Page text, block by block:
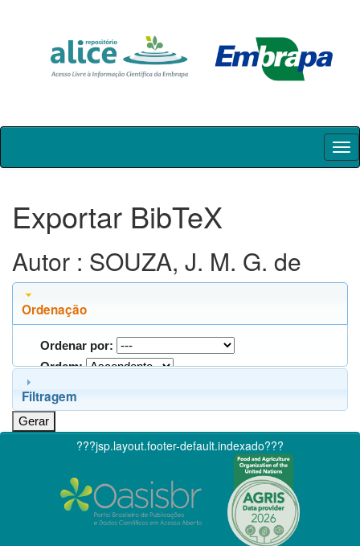
Skip
Exportar BibTeX
Autor : SOUZA, J. M. G. de
Ordenação
Ordenar por:
Ordem:
Filtragem
???jsp.layout.footer-default.indexado???